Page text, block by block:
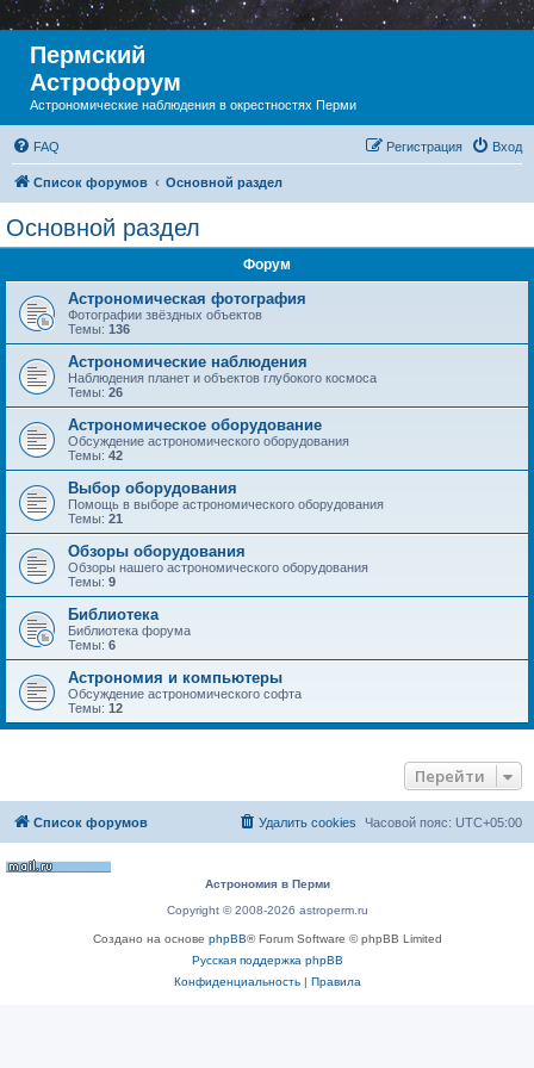
Пермский
Астрофорум
Астрономические наблюдения в окрестностях Перми
FAQ Вход
Регистрация
Список форумов Основной раздел
Основной раздел
Форум
Астрономическая фотография
Фотографии звёздных объектов
Темы: 136
Астрономические наблюдения
Наблюдения планет и объектов глубокого космоса
Темы: 26
Астрономическое оборудование
Обсуждение астрономического оборудования
Темы: 42
Выбор оборудования
Помощь в выборе астрономического оборудования
Темы: 21
Обзоры оборудования
Обзоры нашего астрономического оборудования
Темы: 9
Библиотека
Библиотека форума
Темы: 6
Астрономия и компьютеры
Обсуждение астрономического софта
Темы: 12
Перейти
Список форумов Часовой пояс: UTC+05:00
Удалить cookies
Астрономия в Перми
Copyright © 2008-2026 astroperm.ru
Создано на основе phpBB® Forum Software © phpBB Limited
Русская поддержка phpBB
Конфиденциальность| Правила